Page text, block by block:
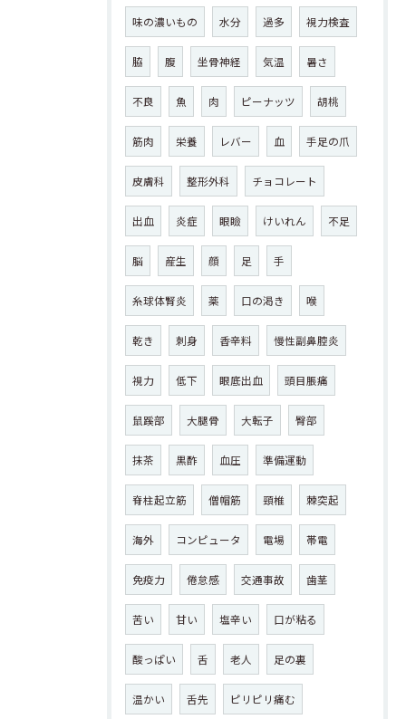
味の濃いもの 水分 過多 視力検査
脇 腹 坐骨神経 気温 暑さ
不良 魚 肉 ピーナッツ 胡桃
筋肉 栄養 レバー 血 手足の爪
皮膚科 整形外科 チョコレート
出血 炎症 眼瞼 けいれん 不足
脳 産生 顔 足 手
糸球体腎炎 薬 口の渇き 喉
乾き 刺身 香辛料 慢性副鼻腔炎
視力 低下 眼底出血 頭目脹痛
鼠蹊部 大腿骨 大転子 臀部
抹茶 黒酢 血圧 準備運動
脊柱起立筋 僧帽筋 頸椎 棘突起
海外 コンピュータ 電場 帯電
免疫力 倦怠感 交通事故 歯茎
苦い 甘い 塩辛い 口が粘る
酸っぱい 舌 老人 足の裏
温かい 舌先 ピリピリ痛む